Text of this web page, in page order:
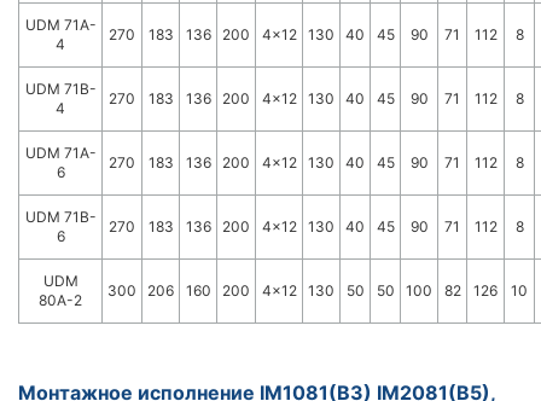
UDM 71A-
4
270 183 136 200 4x12 130 40 45 90 71 112 8
UDM 71B-
4
270 183 136 200 4x12 130 40 45 90 71 112 8
UDM 71A-
6
270 183 136 200 4x12 130 40 45 90 71 112 8
UDM 71B-
6
270 183 136 200 4x12 130 40 45 90 71 112 8
UDM
80A-2
300 206 160 200 4x12 130 50 50 100 82 126 10
Монтажное исполнение IM1081(B3) IM2081(B5),